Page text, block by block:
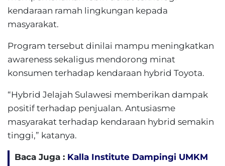
kendaraan ramah lingkungan kepada
masyarakat.
Program tersebut dinilai mampu meningkatkan
awareness sekaligus mendorong minat
konsumen terhadap kendaraan hybrid Toyota.
“Hybrid Jelajah Sulawesi memberikan dampak
positif terhadap penjualan. Antusiasme
masyarakat terhadap kendaraan hybrid semakin
tinggi,” katanya.
Baca Juga : Kalla Institute Dampingi UMKM